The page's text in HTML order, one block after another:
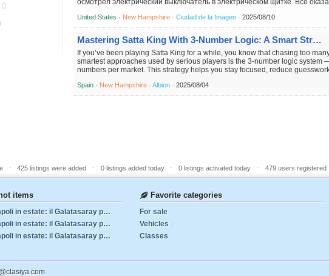
осмотрел электрический выключатель в электрическом щитке. Всё
United States · New Hampshire ·Ciudad de la Imagen ·2025/08/10
Mastering Satta King With 3-Number Logic: A Smart Strategy for Consistent Play
If you’ve been playing Satta King for a while, you know that chasing too
smartest approaches used by serious players is the 3-number logic
numbers per market. This strategy helps you stay focused, reduce
Spain · New Hampshire ·Albion ·2025/08/04
()
- 425 listings were added - 0 listings added today - 0 listings activated today - 479 users registered
items
Lang tornerà a Napoli in estate: il Galatasaray pesca
Lang tornerà a Napoli in estate: il Galatasaray pesca
Lang tornerà a Napoli in estate: il Galatasaray pesca
Favorite categories
For sale
Vehicles
Classes